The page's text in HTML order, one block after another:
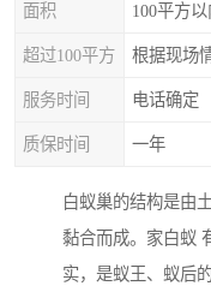
面积 100平方以
超过100平方 根据现场
服务时间 电话确定
质保时间 一年
白蚁巢的结构是由
黏合而成。家白蚁
实，是蚁王、蚁后